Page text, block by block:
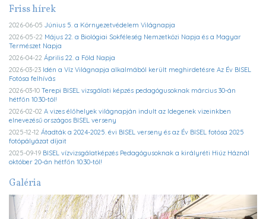
Friss hírek
2026-06-05 Június 5. a Környezetvédelem Világnapja
2026-05-22 Május 22. a Biológiai Sokféleség Nemzetközi Napja és a Magyar
Természet Napja
2026-04-22 Április 22. a Föld Napja
2026-03-23 Idén a Víz Világnapja alkalmából került meghirdetésre Az Év BISEL
Fotósa felhívás
2026-03-10 Terepi BISEL vizsgálati képzés pedagógusoknak március 30-án
hétfőn 10:30-tól!
2026-02-02 A vizes élőhelyek világnapján indult az Idegenek vizeinkben
elnevezésű országos BISEL verseny
2025-12-12 Átadták a 2024-2025. évi BISEL verseny és az Év BISEL fotósa 2025
fotópályázat díjait
2025-09-19 BISEL vízvizsgálatképzés Pedagógusoknak a királyréti Hiúz Háznál
október 20-án hétfőn 10:30-tól!
Galéria
Previous